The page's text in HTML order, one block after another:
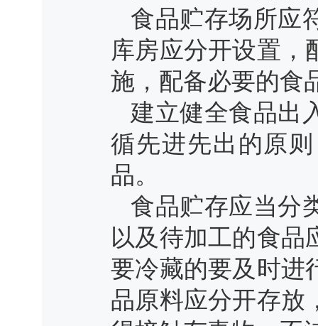
食品贮存场所应
库房应分开设置，
施，配备必要的食
建立健全食品出
循先进先出的原
品。
食品贮存应当分
以及待加工的食品
要冷藏的要及时进
品原料应分开存放